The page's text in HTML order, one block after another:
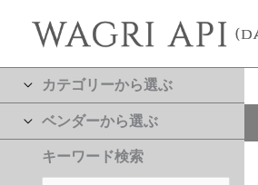
カテゴリーから選ぶ
ベンダーから選ぶ
キーワード検索